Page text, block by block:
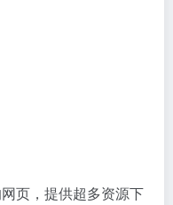
页，提供超多资源下